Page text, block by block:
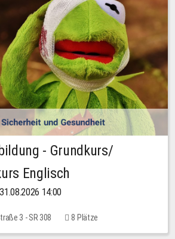
- Grundkurs/
Englisch
14:00
3 - SR 308 8 Plätze